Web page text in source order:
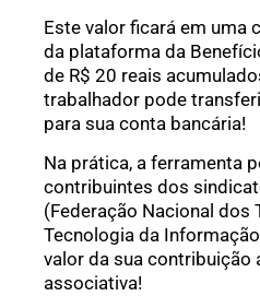
Este valor ficará em uma
da plataforma da
de R$ 20 reais
trabalhador pode
para sua conta bancária!
Na prática, a ferramenta
contribuintes dos
(Federação Nacional dos
Tecnologia da
valor da sua contribuição
associativa!